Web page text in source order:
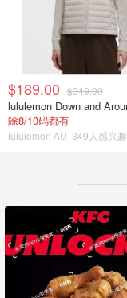
$189.00 $349.00
除8/10码都有
lululemon AU 349人感兴趣